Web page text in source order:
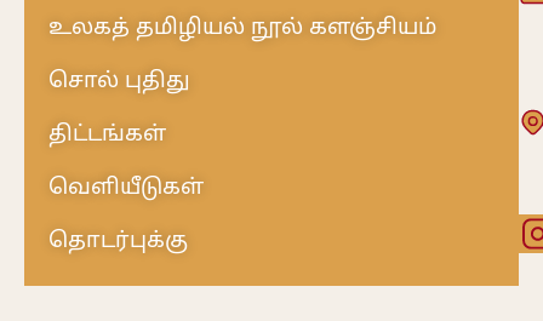
உலகத் தமிழியல் நூல் களஞ்சியம்
சொல் புதிது
திட்டங்கள்
வெளியீடுகள்
தொடர்புக்கு